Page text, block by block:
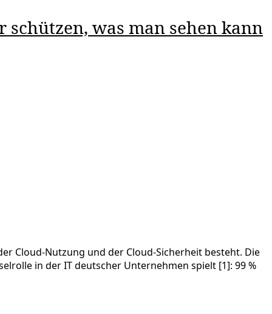
was man sehen kann
Cloud-Nutzung und der Cloud-Sicherheit besteht. Die
in der IT deutscher Unternehmen spielt [1]: 99 %